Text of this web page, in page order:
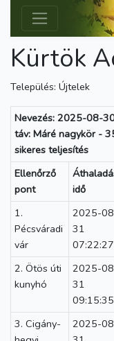
Kürtök
Település: Újtelek
Nevezés: 2025-08-
táv: Máré nagykör -
sikeres teljesítés
Ellenőrző
pont
idő
1.
Pécsváradi
vár
2025-
31
07:22:27
2. Ötös úti
kunyhó
2025-
31
09:15:35
3. Cigány-
2025-